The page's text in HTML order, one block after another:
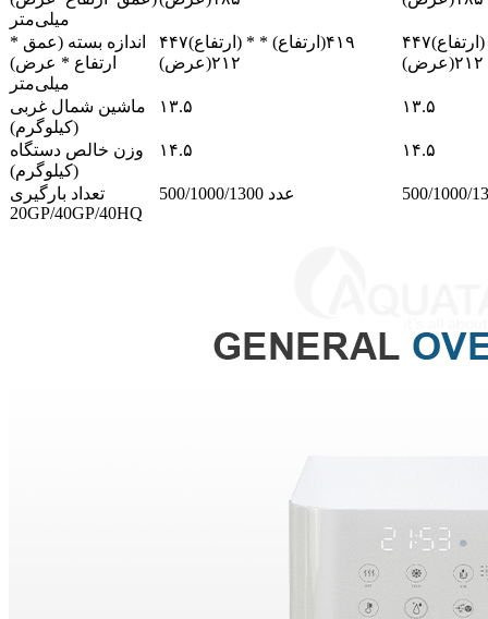
میلی‌متر
اندازه بسته (عمق *
ارتفاع * عرض)
میلی‌متر
۴۴۷(ارتفاع) * ۴۱۹(ارتفاع) *
۲۱۲(عرض)
۴۴۷(ارتفاع) * ۴۱۹(ارتفاع) *
۲۱۲(عرض)
ماشین شمال غربی
(کیلوگرم)
۱۳.۵ ۱۳.۵
وزن خالص دستگاه
(کیلوگرم)
۱۴.۵ ۱۴.۵
تعداد بارگیری
20GP/40GP/40HQ
500/1000/1300 عدد